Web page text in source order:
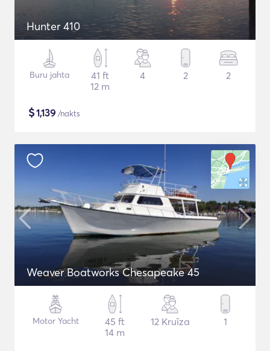
Hunter 410
Buru jahta
41 ft
12 m
4 2 2
$1,139 /nakts
Weaver Boatworks Chesapeake 45
Motor Yacht
45 ft
14 m
12 Kruīza 1